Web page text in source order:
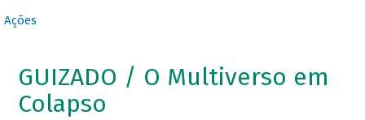
Ações
GUIZADO / O Multiverso em
Colapso